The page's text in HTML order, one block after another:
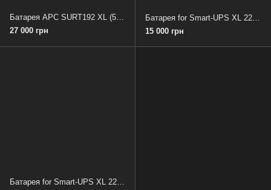
27 000 грн
15 000 грн
Батарея for Smart-UPS XL 2200/3000 (5S1351T00930)